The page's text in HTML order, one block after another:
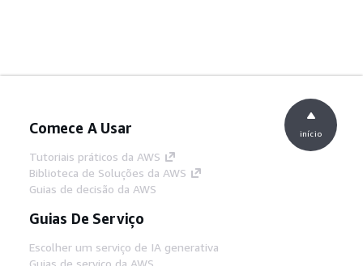
Comece A Usar
Tutoriais práticos da AWS
Biblioteca de Soluções da AWS
Guias de decisão da AWS
Guias De Serviço
Escolher um serviço de IA generativa
Guias de serviço da AWS
início